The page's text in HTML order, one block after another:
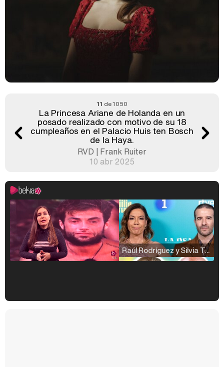
11 de 1050
La Princesa Ariane de Holanda en un
posado realizado con motivo de su 18
cumpleaños en el Palacio Huis ten Bosch
de la Haya.
RVD | Frank Ruiter
10 abr 2025
Raúl Rodríguez y Silvia Taulés nos cuentan su papel en 'La familia de la tele'